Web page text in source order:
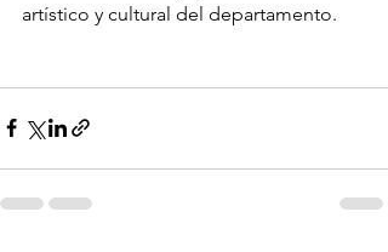
artístico y cultural del departamento.